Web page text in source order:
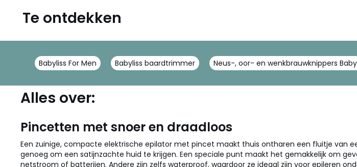
Te ontdekken
Babyliss For Men Babyliss baardtrimmer Neus-, oor- en wenkbrauwknippers
Alles over:
Pincetten met snoer en draadloos
Een zuinige, compacte elektrische epilator met pincet maakt thuis ontharen een fluitje van
genoeg om een satijnzachte huid te krijgen. Een speciale punt maakt het gemakkelijk om
netstroom of batterijen. Andere zijn zelfs waterproof, waardoor ze ideaal zijn voor epileren